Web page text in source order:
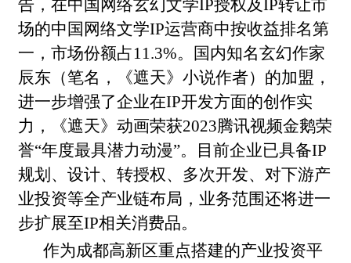
告，在中国网络玄幻文学IP授权及IP转让市
场的中国网络文学IP运营商中按收益排名第
一，市场份额占11.3%。国内知名玄幻作家
辰东（笔名，《遮天》小说作者）的加盟，
进一步增强了企业在IP开发方面的创作实
力，《遮天》动画荣获2023腾讯视频金鹅荣
誉“年度最具潜力动漫”。目前企业已具备IP
规划、设计、转授权、多次开发、对下游产
业投资等全产业链布局，业务范围还将进一
步扩展至IP相关消费品。
作为成都高新区重点搭建的产业投资平